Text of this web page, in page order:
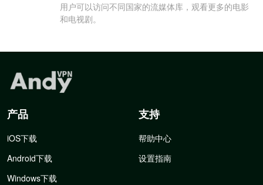
用户可以访问不同国家的流媒体库，观看更多的电影
和电视剧。
产品
iOS下载
Android下载
Windows下载
支持
帮助中心
设置指南